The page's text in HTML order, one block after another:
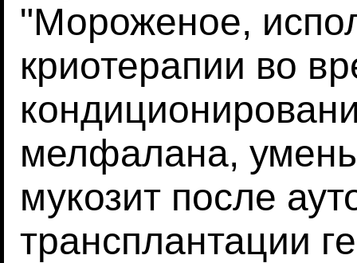
"Мороженое,
криотерапии во
мелфалана,
мукозит после
трансплантации